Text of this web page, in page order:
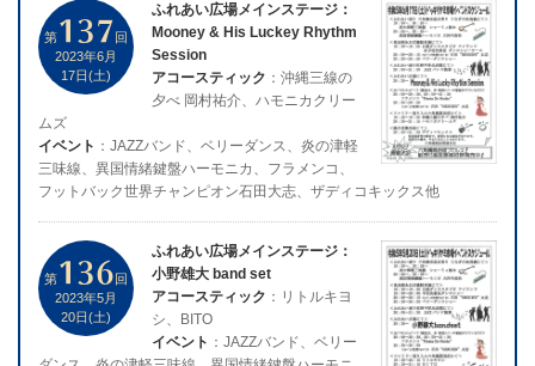
第137回
2023年6月
17日(土)
ふれあい広場メインステージ：
Mooney & His Luckey Rhythm
Session
アコースティック ：沖縄三線の
夕べ 岡村祐介、ハモニカクリー
ムズ
イベント ：JAZZバンド、ベリーダンス、炎の津軽
三味線、異国情緒鍵盤ハーモニカ、フラメンコ、
フットバック世界チャンピオン石田大志、ザディコキックス他
第136回
2023年5月
20日(土)
ふれあい広場メインステージ：
小野雄大 band set
アコースティック ：リトルキヨ
シ、BITO
イベント ：JAZZバンド、ベリー